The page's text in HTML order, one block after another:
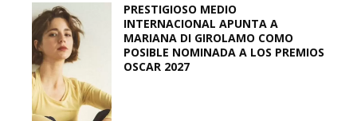
PRESTIGIOSO MEDIO
INTERNACIONAL APUNTA A
MARIANA DI GIROLAMO COMO
POSIBLE NOMINADA A LOS PREMIOS
OSCAR 2027